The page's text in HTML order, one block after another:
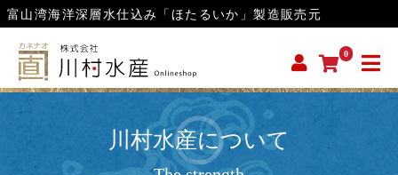
富山湾海洋深層水仕込み「ほたるいか」製造販売元
0
川村水産について